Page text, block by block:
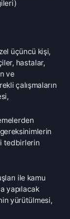
ile kamu
yapmak,
ürün ve
bu
bulunmak,